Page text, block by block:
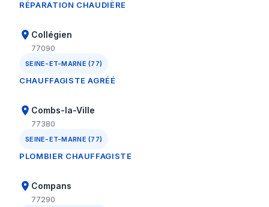
RÉPARATION CHAUDIÈRE
Collégien
77090
SEINE-ET-MARNE (77)
CHAUFFAGISTE AGRÉÉ
Combs-la-Ville
77380
SEINE-ET-MARNE (77)
PLOMBIER CHAUFFAGISTE
Compans
77290